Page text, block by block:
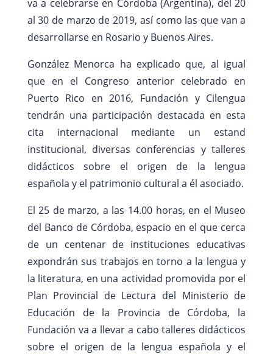
va a celebrarse en Córdoba (Argentina), del 20
al 30 de marzo de 2019, así como las que van a
desarrollarse en Rosario y Buenos Aires.
González Menorca ha explicado que, al igual
que en el Congreso anterior celebrado en
Puerto Rico en 2016, Fundación y Cilengua
tendrán una participación destacada en esta
cita internacional mediante un estand
institucional, diversas conferencias y talleres
didácticos sobre el origen de la lengua
española y el patrimonio cultural a él asociado.
El 25 de marzo, a las 14.00 horas, en el Museo
del Banco de Córdoba, espacio en el que cerca
de un centenar de instituciones educativas
expondrán sus trabajos en torno a la lengua y
la literatura, en una actividad promovida por el
Plan Provincial de Lectura del Ministerio de
Educación de la Provincia de Córdoba, la
Fundación va a llevar a cabo talleres didácticos
sobre el origen de la lengua española y el